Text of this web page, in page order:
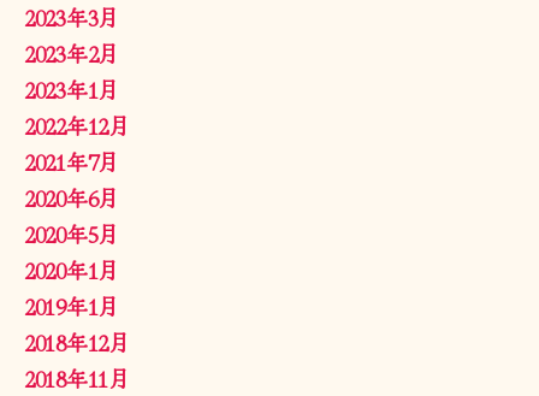
2023年3月
2023年2月
2023年1月
2022年12月
2021年7月
2020年6月
2020年5月
2020年1月
2019年1月
2018年12月
2018年11月